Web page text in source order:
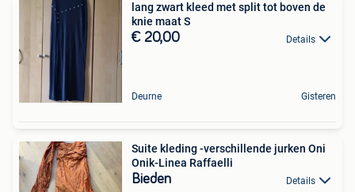
lang zwart kleed met split tot boven de
knie maat S
€ 20,00 Details
Deurne Gisteren
Suite kleding -verschillende jurken Oni
Onik-Linea Raffaelli
Bieden Details